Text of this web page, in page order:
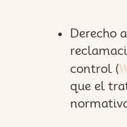
Derecho
control (
que el